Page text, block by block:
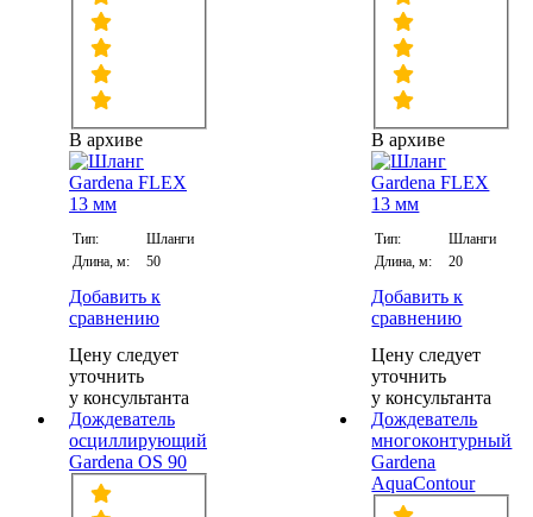
В архиве
Тип:
Шланги
Длина, м:
50
Добавить к
сравнению
Цену следует
уточнить
у консультанта
В архиве
Тип:
Шланги
Длина, м:
20
Добавить к
сравнению
Цену следует
уточнить
у консультанта
Дождеватель
осциллирующий
Gardena OS 90
Дождеватель
многоконтурный
Gardena
AquaContour